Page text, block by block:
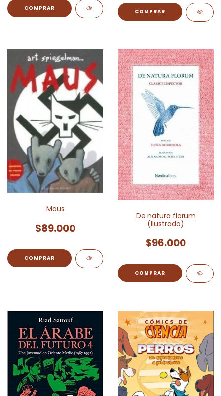
Maus
$89.000
De natura florum
(Ilustrado)
$96.000